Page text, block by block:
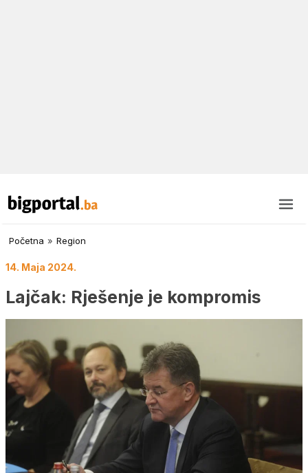
Početna » Region
14. Maja 2024.
Lajčak: Rješenje je kompromis